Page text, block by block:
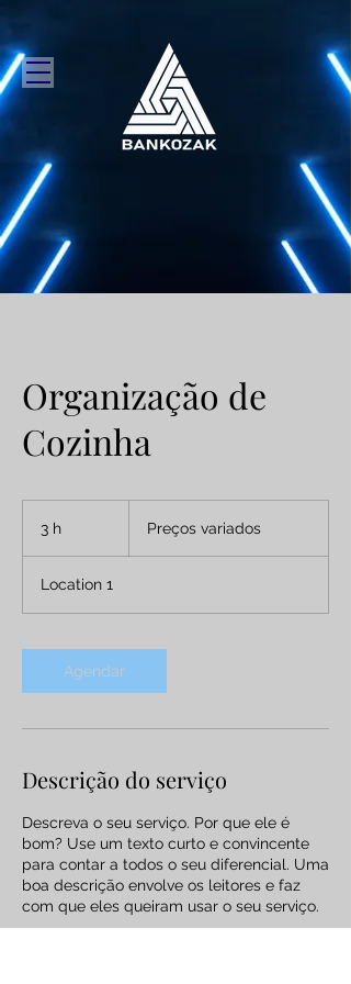
Organização de
Cozinha
3 h Preços variados
Location 1
Agendar
Descrição do serviço
Descreva o seu serviço. Por que ele é
bom? Use um texto curto e convincente
para contar a todos o seu diferencial. Uma
boa descrição envolve os leitores e faz
com que eles queiram usar o seu serviço.